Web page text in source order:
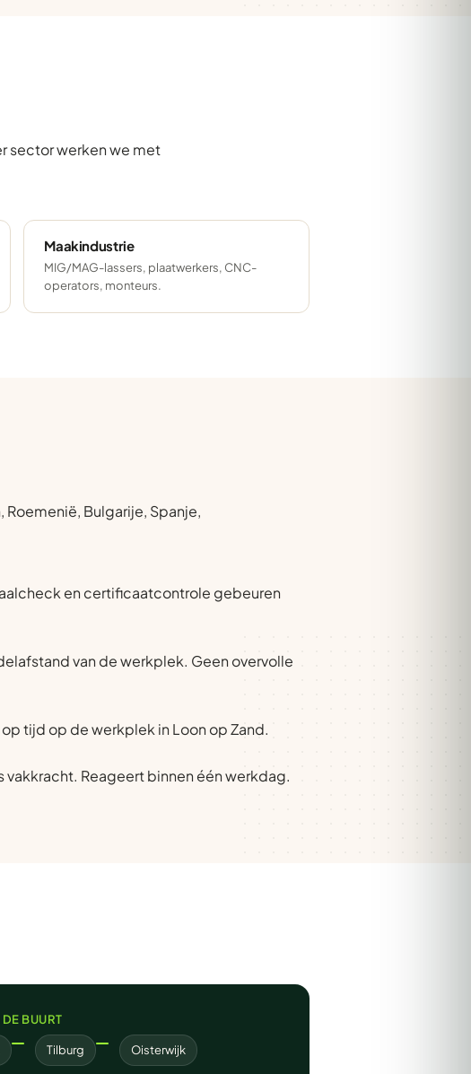
sector werken we met
Maakindustrie
MIG/MAG-lassers, plaatwerkers, CNC-
operators, monteurs.
Bulgarije, Spanje,
en certificaatcontrole gebeuren
van de werkplek. Geen overvolle
tijd op de werkplek in Loon op Zand.
Reageert binnen één werkdag.
BUURT
Tilburg Oisterwijk